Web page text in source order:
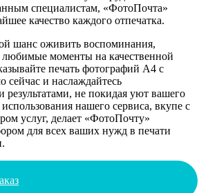
специалистам, «ФотоПочта»
качество каждого отпечатка.
шанс оживить воспоминания,
любимые моменты на качественной
печать фотографий А4 с
сейчас и наслаждайтесь
не покидая уют вашего
нашего сервиса, вкупе с
услуг, делает «ФотоПочту»
для всех ваших нужд в печати